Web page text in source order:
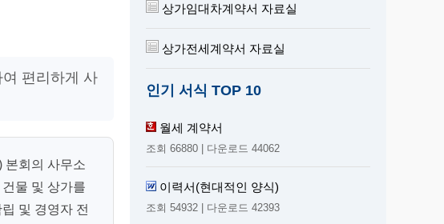
편리하게 사
본회의 사무소
물 및 상가를
및 경영자 전
상가임대차계약서 자료실
상가전세계약서 자료실
인기 서식 TOP 10
월세 계약서
조회 66880 | 다운로드 44062
이력서(현대적인 양식)
조회 54932 | 다운로드 42393